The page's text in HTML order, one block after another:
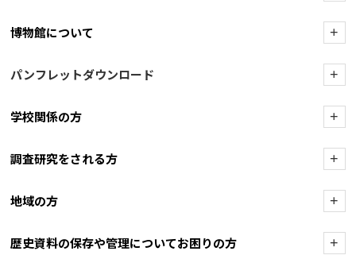
博物館について +
パンフレットダウンロード +
学校関係の方 +
調査研究をされる方 +
地域の方 +
歴史資料の保存や管理についてお困りの方 +